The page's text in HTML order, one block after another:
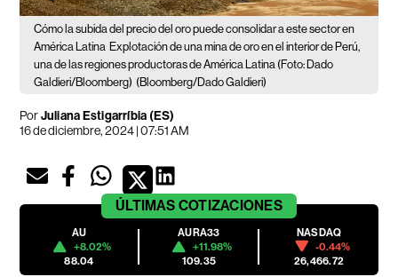
Cómo la subida del precio del oro puede consolidar a este sector en
América Latina Explotación de una mina de oro en el interior de Perú,
una de las regiones productoras de América Latina (Foto: Dado
Galdieri/Bloomberg) (Bloomberg/Dado Galdieri)
PorJuliana Estigarríbia (ES)
16 de diciembre, 2024 | 07:51 AM
ÚLTIMAS COTIZACIONES
AU
+8.02%
88.04
AURA33
+11.98%
109.35
NASDAQ
-0.44%
26,466.72